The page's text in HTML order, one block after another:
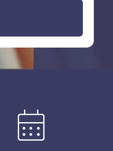
calendar_month